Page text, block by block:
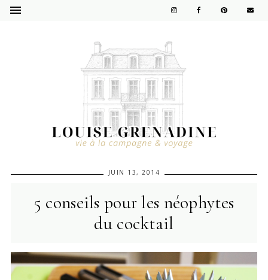
JUIN 13, 2014
5 conseils pour les néophytes
du cocktail